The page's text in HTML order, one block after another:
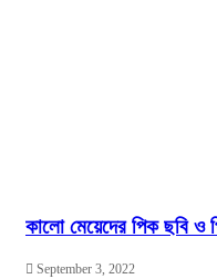
কালো মেয়েদের পিক ছবি ও
September 3, 2022